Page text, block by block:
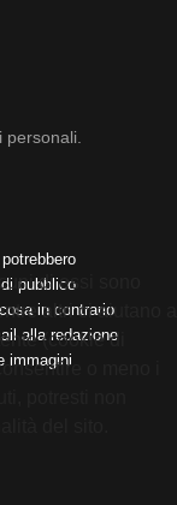
pubblico
in contrario
alla redazione
immagini
di essi sono
altri ci aiutano a
(cookie di
o meno i
potresti non